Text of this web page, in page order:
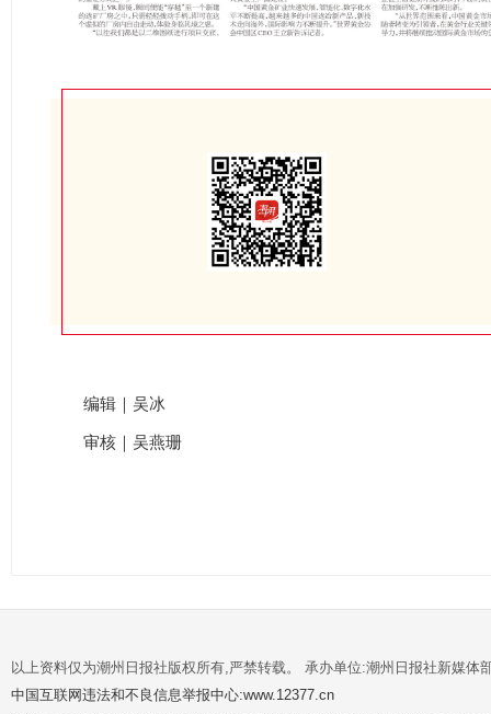
编辑｜吴冰
审核｜吴燕珊
以上资料仅为潮州日报社版权所有,严禁转载。 承办单位:潮州日报社新媒体
中国互联网违法和不良信息举报中心:www.12377.cn